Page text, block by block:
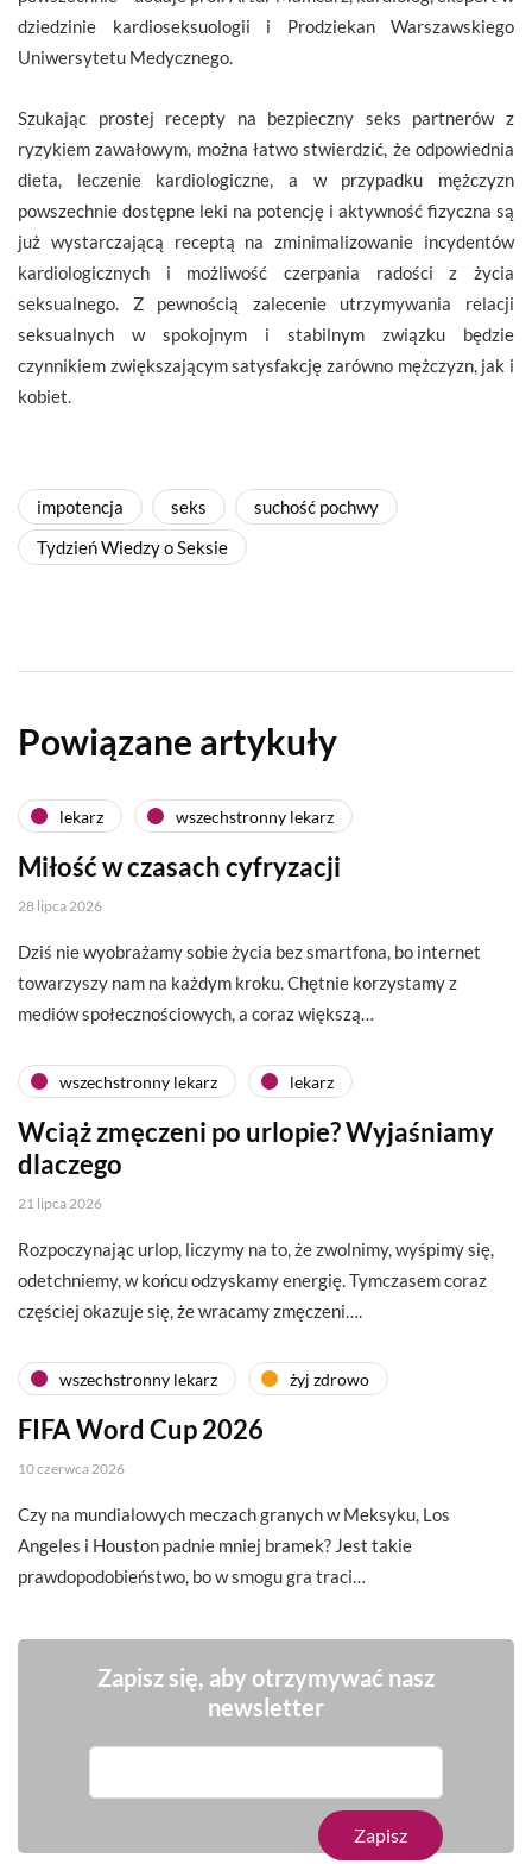
dziedzinie kardioseksuologii i Prodziekan Warszawskiego
Uniwersytetu Medycznego.
Szukając prostej recepty na bezpieczny seks partnerów z
ryzykiem zawałowym, można łatwo stwierdzić, że odpowiednia
dieta, leczenie kardiologiczne, a w przypadku mężczyzn
powszechnie dostępne leki na potencję i aktywność fizyczna są
już wystarczającą receptą na zminimalizowanie incydentów
kardiologicznych i możliwość czerpania radości z życia
seksualnego. Z pewnością zalecenie utrzymywania relacji
seksualnych w spokojnym i stabilnym związku będzie
czynnikiem zwiększającym satysfakcję zarówno mężczyzn, jak i
kobiet.
impotencja seks
suchość pochwy
Tydzień Wiedzy o Seksie
Powiązane artykuły
lekarz wszechstronny lekarz
Miłość w czasach cyfryzacji
28 lipca 2026
Dziś nie wyobrażamy sobie życia bez smartfona, bo internet
towarzyszy nam na każdym kroku. Chętnie korzystamy z
mediów społecznościowych, a coraz większą…
wszechstronny lekarz lekarz
Wciąż zmęczeni po urlopie? Wyjaśniamy
dlaczego
21 lipca 2026
Rozpoczynając urlop, liczymy na to, że zwolnimy, wyśpimy się,
odetchniemy, w końcu odzyskamy energię. Tymczasem coraz
częściej okazuje się, że wracamy zmęczeni….
wszechstronny lekarz żyj zdrowo
FIFA Word Cup 2026
10 czerwca 2026
Czy na mundialowych meczach granych w Meksyku, Los
Angeles i Houston padnie mniej bramek? Jest takie
prawdopodobieństwo, bo w smogu gra traci…
Zapisz się, aby otrzymywać nasz
newsletter